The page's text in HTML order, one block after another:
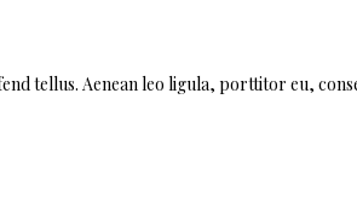
tellus. Aenean leo ligula, porttitor eu,